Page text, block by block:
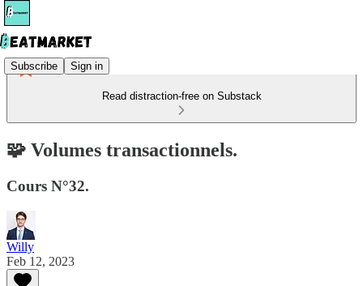
Subscribe Sign in
Read distraction-free on Substack
🧩 Volumes transactionnels.
Cours N°32.
Willy
Feb 12, 2023